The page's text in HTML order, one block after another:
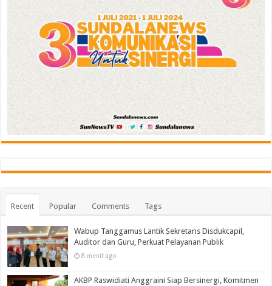
Recent Popular Comments Tags
Wabup Tanggamus Lantik Sekretaris Disdukcapil,
Auditor dan Guru, Perkuat Pelayanan Publik
8 menit ago
AKBP Raswidiati Anggraini Siap Bersinergi, Komitmen